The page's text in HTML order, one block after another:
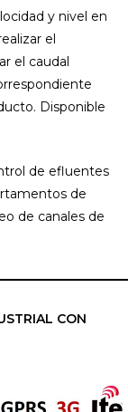
y nivel en
el
el caudal
Disponible
de efluentes
de
de canales de
CON